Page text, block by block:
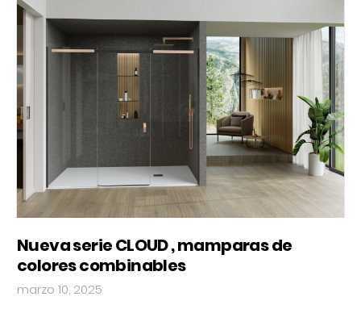
Nueva serie CLOUD , mamparas de
colores combinables
marzo 10, 2025